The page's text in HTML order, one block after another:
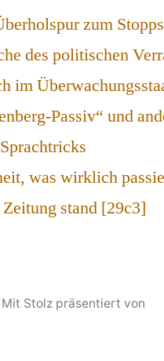
zum
des politischen
im
Passiv“ und
was wirklich
stand [29c3]
Mit Stolz präsentiert von